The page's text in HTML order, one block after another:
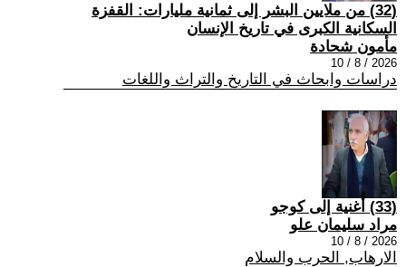
(32) من ملايين البشر إلى ثمانية مليارات: القفزة
السكانية الكبرى في تاريخ الإنسان
مأمون شحادة
2026 / 8 / 10
دراسات وابحاث في التاريخ والتراث واللغات
(33) أُغنية إلى كوجو
مراد سليمان علو
2026 / 8 / 10
الارهاب, الحرب والسلام